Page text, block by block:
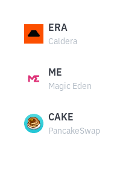
ERA
Caldera
ME
Magic Eden
CAKE
PancakeSwap